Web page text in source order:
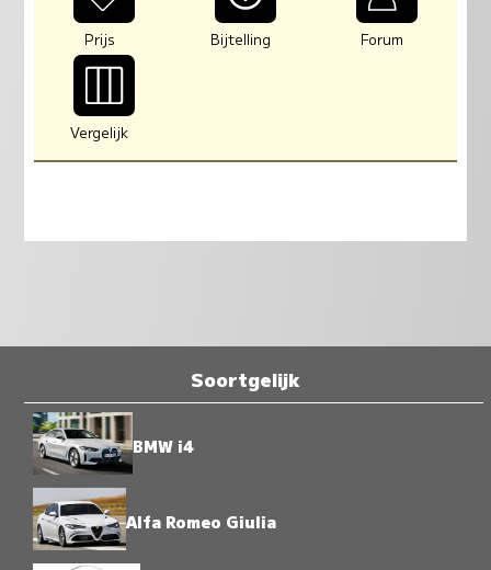
Prijs Bijtelling Forum
Vergelijk
Soortgelijk
BMW i4
Alfa Romeo Giulia